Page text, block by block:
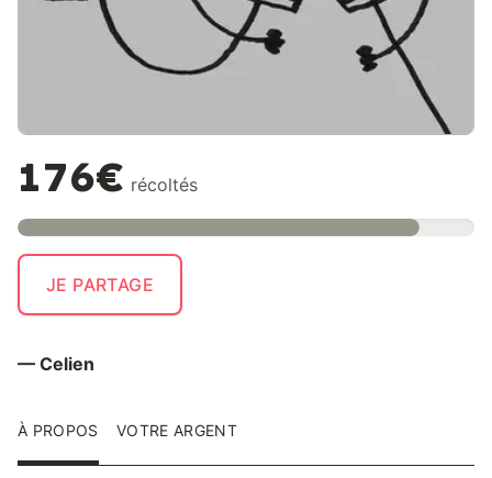
176€ récoltés
JE PARTAGE
— Celien
À PROPOS VOTRE ARGENT